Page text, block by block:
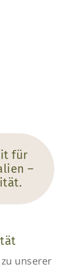
für
–
unserer